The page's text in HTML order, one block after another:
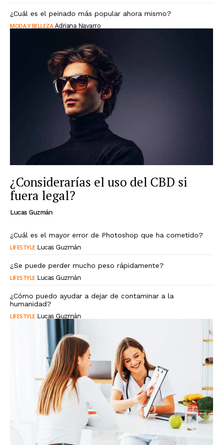
¿Cuál es el peinado más popular ahora mismo?
MODA Y BELLEZA Adriana Navarro
¿Considerarías el uso del CBD si
fuera legal?
Lucas Guzmán
¿Cuál es el mayor error de Photoshop que ha cometido?
LIFESTYLE Lucas Guzmán
¿Se puede perder mucho peso rápidamente?
LIFESTYLE Lucas Guzmán
¿Cómo puedo ayudar a dejar de contaminar a la
humanidad?
LIFESTYLE Lucas Guzmán